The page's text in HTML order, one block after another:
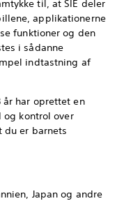
til, at SIE deler
applikationerne
funktioner og den
i sådanne
indtastning af
år har oprettet en
kontrol over
du er barnets
Japan og andre